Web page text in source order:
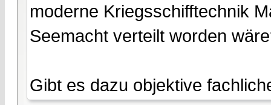
moderne Kriegsschifftechnik
Seemacht verteilt worden
Gibt es dazu objektive